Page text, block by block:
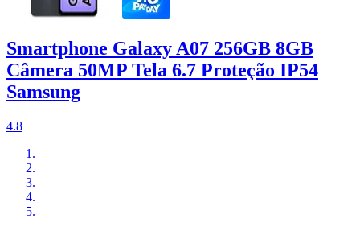
Smartphone Galaxy A07 256GB 8GB
Câmera 50MP Tela 6.7 Proteção IP54
Samsung
4.8